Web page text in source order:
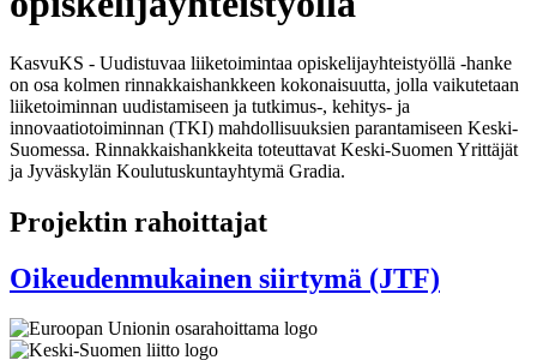
KasvuKS - Uudistuvaa liiketoimintaa opiskelijayhteistyöllä -hanke
on osa kolmen rinnakkaishankkeen kokonaisuutta, jolla vaikutetaan
liiketoiminnan uudistamiseen ja tutkimus-, kehitys- ja
innovaatiotoiminnan (TKI) mahdollisuuksien parantamiseen Keski-
Suomessa. Rinnakkaishankkeita toteuttavat Keski-Suomen Yrittäjät
ja Jyväskylän Koulutuskuntayhtymä Gradia.
Projektin rahoittajat
Oikeudenmukainen siirtymä (JTF)